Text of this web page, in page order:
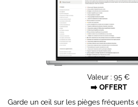
Valeur : 95 €
➡️ OFFERT
Garde un œil sur les pièges fréquents